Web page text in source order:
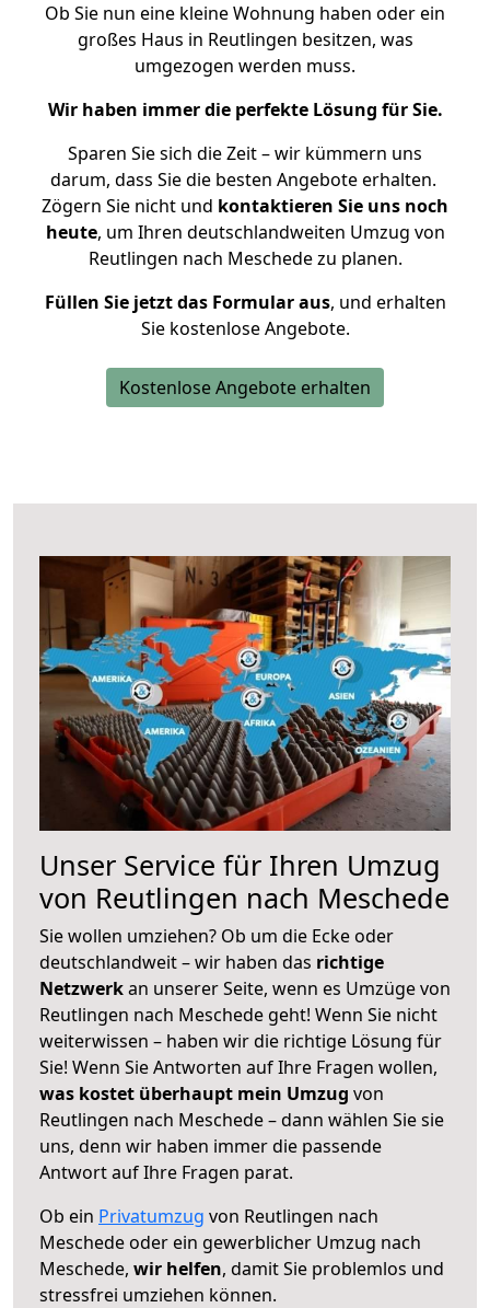
Ob Sie nun eine kleine Wohnung haben oder ein
großes Haus in Reutlingen besitzen, was
umgezogen werden muss.
Wir haben immer die perfekte Lösung für Sie.
Sparen Sie sich die Zeit – wir kümmern uns
darum, dass Sie die besten Angebote erhalten.
Zögern Sie nicht und kontaktieren Sie uns noch
heute, um Ihren deutschlandweiten Umzug von
Reutlingen nach Meschede zu planen.
Füllen Sie jetzt das Formular aus, und erhalten
Sie kostenlose Angebote.
Kostenlose Angebote erhalten
Unser Service für Ihren Umzug
von Reutlingen nach Meschede
Sie wollen umziehen? Ob um die Ecke oder
deutschlandweit – wir haben das richtige
Netzwerkan unserer Seite, wenn es Umzüge von
Reutlingen nach Meschede geht! Wenn Sie nicht
weiterwissen – haben wir die richtige Lösung für
Sie! Wenn Sie Antworten auf Ihre Fragen wollen,
was kostet überhaupt mein Umzug von
Reutlingen nach Meschede – dann wählen Sie sie
uns, denn wir haben immer die passende
Antwort auf Ihre Fragen parat.
Ob ein Privatumzug von Reutlingen nach
Meschede oder ein gewerblicher Umzug nach
Meschede, wir helfen, damit Sie problemlos und
stressfrei umziehen können.